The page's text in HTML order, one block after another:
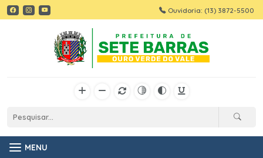
Ouvidoria: (13) 3872-5500
MENU